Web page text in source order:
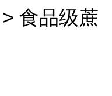
> 食品级蔗